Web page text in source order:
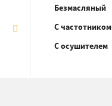
Безмасляный
С частотником
С осушителем